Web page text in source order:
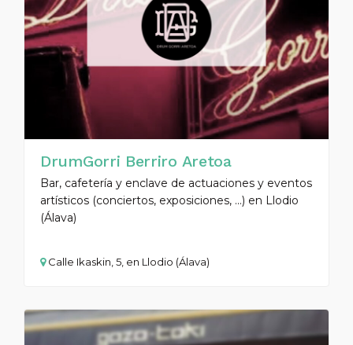
DrumGorri Berriro Aretoa
Bar, cafetería y enclave de actuaciones y eventos
artísticos (conciertos, exposiciones, ...) en Llodio
(Álava)
Calle Ikaskin, 5, en Llodio (Álava)